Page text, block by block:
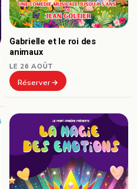
Gabrielle et le roi des
animaux
LE 26 AOÛT
Réserver